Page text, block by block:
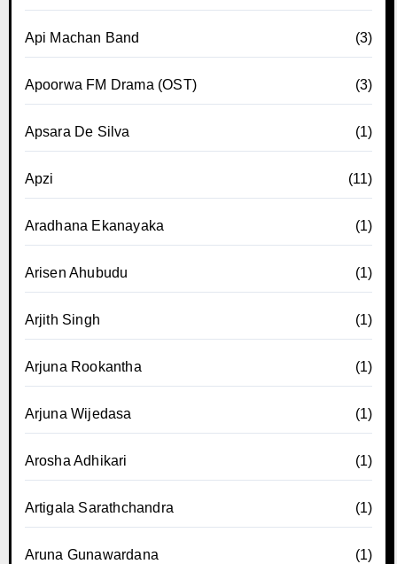
Api Machan Band (3)
Apoorwa FM Drama (OST) (3)
Apsara De Silva (1)
Apzi (11)
Aradhana Ekanayaka (1)
Arisen Ahubudu (1)
Arjith Singh (1)
Arjuna Rookantha (1)
Arjuna Wijedasa (1)
Arosha Adhikari (1)
Artigala Sarathchandra (1)
Aruna Gunawardana (1)